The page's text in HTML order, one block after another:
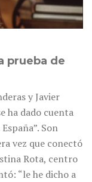
prueba de
y Javier
ha dado cuenta
Son
vez que conectó
Rota, centro
“le he dicho a